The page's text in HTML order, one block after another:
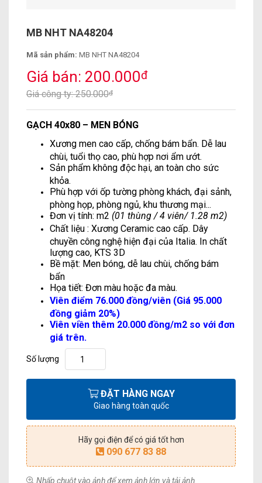
MB NHT NA48204
Mã sản phẩm: MB NHT NA48204
Giá bán: 200.000đ
Giá công ty: 250.000đ
GẠCH 40x80 – MEN BÓNG
Xương men cao cấp, chống bám bẩn. Dễ lau
chùi, tuổi thọ cao, phù hợp nơi ẩm ướt.
Sản phẩm không độc hại, an toàn cho sức
khỏa.
Phù hợp với ốp tường phòng khách, đại sảnh,
phòng họp, phòng ngủ, khu thương mại...
Đơn vị tính: m2 (01 thùng / 4 viên/ 1.28 m2)
Chất liệu : Xương Ceramic cao cấp. Dây
chuyền công nghệ hiện đại của Italia. In chất
lượng cao, KTS 3D
Bề mặt: Men bóng, dễ lau chùi, chống bám
bẩn
Họa tiết: Đơn màu hoặc đa màu.
Viên điểm 76.000 đồng/viên (Giá 95.000
đồng giảm 20%)
Viên viền thêm 20.000 đồng/m2 so với đơn
giá trên.
Số lượng
ĐẶT HÀNG NGAY
Giao hàng toàn quốc
Hãy gọi điện để có giá tốt hơn
090 677 83 88
Nhấp chuột vào ảnh để xem ảnh lớn và tải ảnh